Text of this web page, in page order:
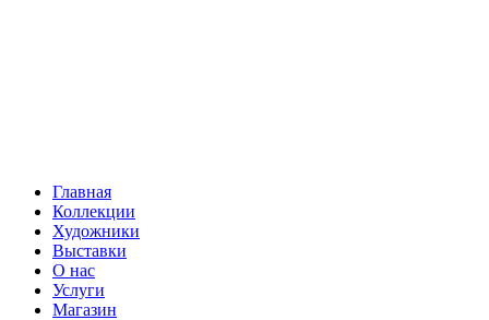
Главная
Коллекции
Художники
Выставки
О нас
Услуги
Магазин